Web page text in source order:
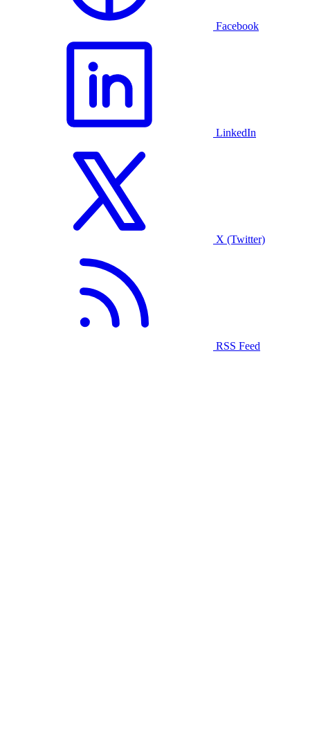
Facebook
LinkedIn
X (Twitter)
RSS Feed